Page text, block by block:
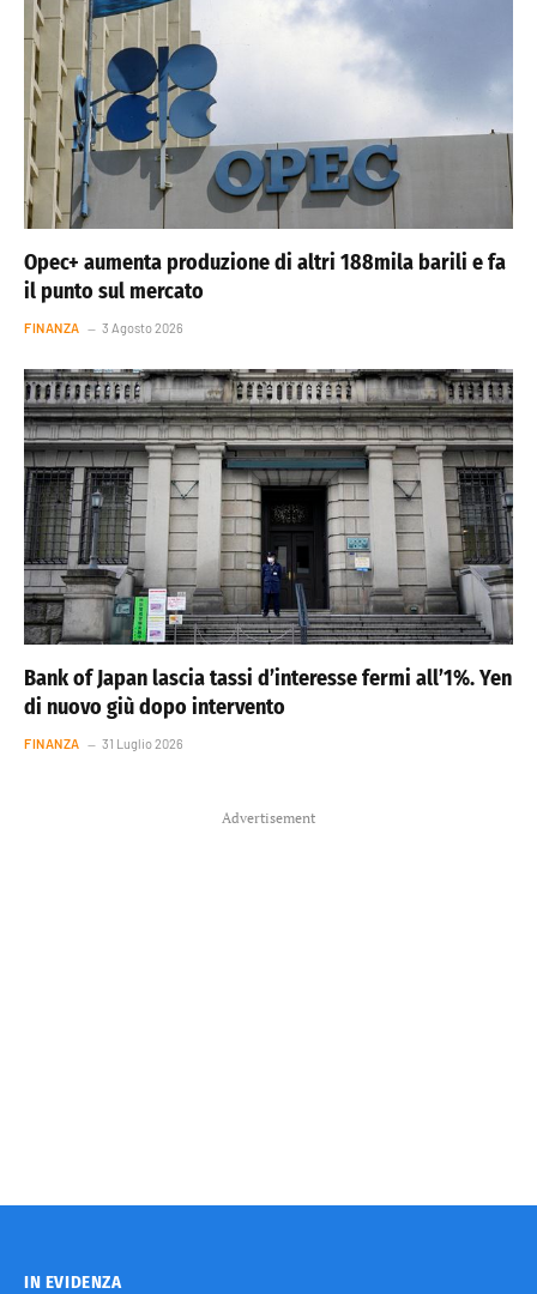
Opec+ aumenta produzione di altri 188mila barili e fa
il punto sul mercato
FINANZA 3 Agosto 2026
Bank of Japan lascia tassi d’interesse fermi all’1%. Yen
di nuovo giù dopo intervento
FINANZA 31 Luglio 2026
Advertisement
IN EVIDENZA